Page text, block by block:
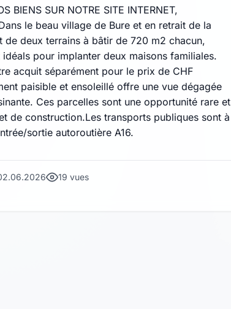
BIENS SUR NOTRE SITE INTERNET,
le beau village de Bure et en retrait de la
de deux terrains à bâtir de 720 m2 chacun,
pour implanter deux maisons familiales.
acquit séparément pour le prix de CHF
paisible et ensoleillé offre une vue dégagée
Ces parcelles sont une opportunité rare et
de construction.Les transports publiques sont à
sortie autoroutière A16.
19 vues